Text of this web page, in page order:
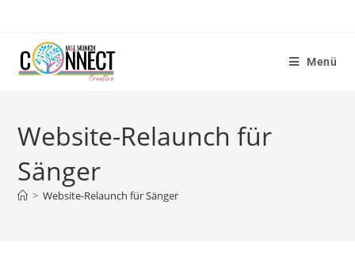
Menü
Website-Relaunch für
Sänger
> Website-Relaunch für Sänger